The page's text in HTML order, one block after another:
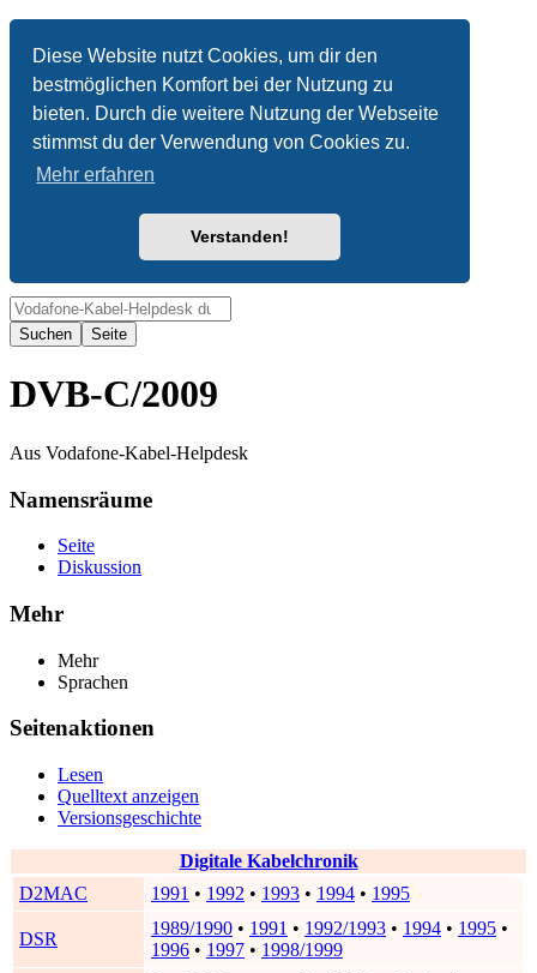
Diese Website nutzt Cookies, um dir den
bestmöglichen Komfort bei der Nutzung zu
bieten. Durch die weitere Nutzung der Webseite
stimmst du der Verwendung von Cookies zu.
Mehr erfahren
Verstanden!
Nicht angemeldet
Anmelden
DVB-C/2009
Aus Vodafone-Kabel-Helpdesk
Namensräume
Seite
Diskussion
Mehr
Mehr
Sprachen
Seitenaktionen
Lesen
Quelltext anzeigen
Versionsgeschichte
Digitale Kabelchronik
D2MAC
1991 • 1992 • 1993 • 1994 • 1995
DSR
1989/1990 • 1991 • 1992/1993 • 1994 • 1995 •
1996 • 1997 • 1998/1999